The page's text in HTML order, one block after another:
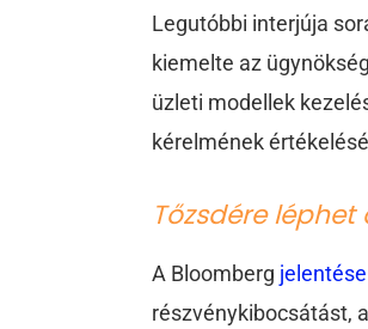
Legutóbbi interjúja
kiemelte az
üzleti modellek
kérelmének
Tőzsdére léphet
A Bloomberg jelentése
részvénykibocsátást,